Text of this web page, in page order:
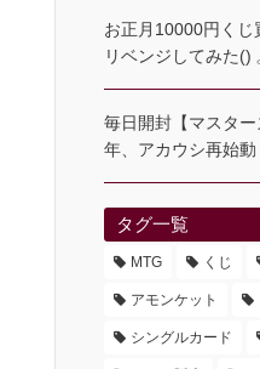
お正月10000円くじ
リベンジしてみた()
毎日開封【マスタ
年、アカウシ再始動
タグ一覧
MTG くじ
アモンケット
シングルカード